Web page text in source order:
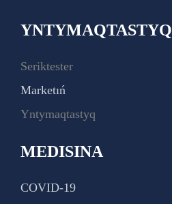
YNTYMAQTASTYQ
Seriktester
Marketıń
Yntymaqtastyq
MEDISINA
COVID-19